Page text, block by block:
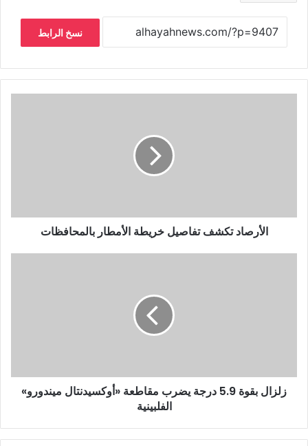
نسخ الرابط
الأرصاد تكشف تفاصيل خريطة الأمطار بالمحافظات
زلزال بقوة 5.9 درجة يضرب مقاطعة «أوكسيدنتال ميندورو»
الفلبينية